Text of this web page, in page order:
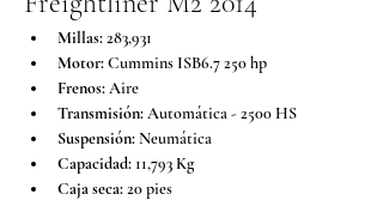
Millas: 283,931
Motor: Cummins ISB6.7 250 hp
Frenos: Aire
Transmisión: Automática - 2500 HS
Suspensión: Neumática
Capacidad: 11,793 Kg
Caja seca: 20 pies